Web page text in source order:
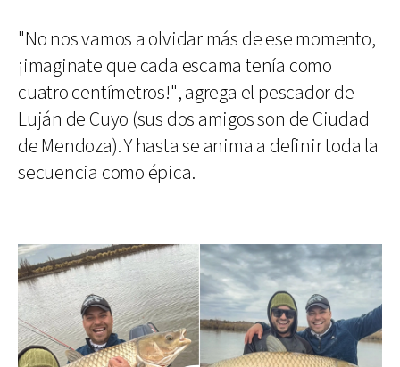
"No nos vamos a olvidar más de ese momento,
¡imaginate que cada escama tenía como
cuatro centímetros!", agrega el pescador de
Luján de Cuyo (sus dos amigos son de Ciudad
de Mendoza). Y hasta se anima a definir toda la
secuencia como épica.